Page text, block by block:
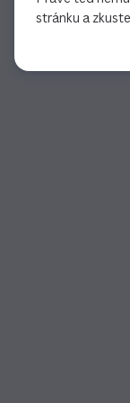
stránku a